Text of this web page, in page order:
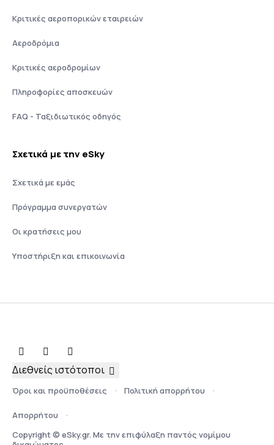
Κριτικές αεροπορικών εταιρειών
Αεροδρόμια
Κριτικές αεροδρομίων
Πληροφορίες αποσκευών
FAQ - Ταξιδιωτικός οδηγός
Σχετικά με την eSky
Σχετικά με εμάς
Πρόγραμμα συνεργατών
Οι κρατήσεις μου
Υποστήριξη και επικοινωνία
Όροι και προϋποθέσεις Πολιτική απορρήτου
Απορρήτου
Copyright © eSky.gr. Με την επιφύλαξη παντός νομίμου
Διεθνείς ιστότοποι